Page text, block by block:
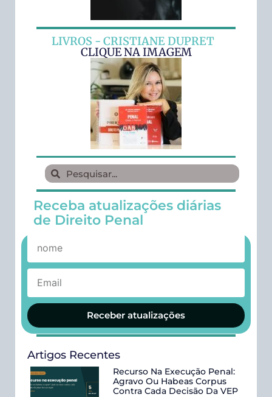
LIVROS - CRISTIANE DUPRET
CLIQUE NA IMAGEM
Receba atualizações diárias
de Direito Penal
Receber atualizações
Artigos Recentes
Recurso Na Execução Penal:
Agravo Ou Habeas Corpus
Contra Cada Decisão Da VEP